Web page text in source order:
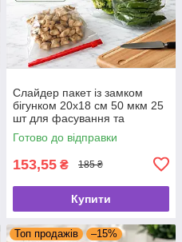
Слайдер пакет із замком
бігунком 20x18 см 50 мкм 25
шт для фасування та
заморожування продуктів
Готово до відправки
153,55 ₴ 185 ₴
Купити
Топ продажів
–15%